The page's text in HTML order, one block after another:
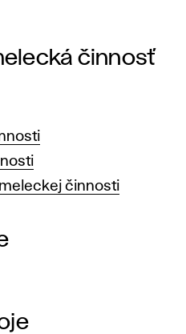
činnosť
činnosti